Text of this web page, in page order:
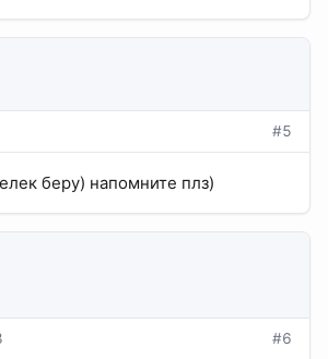
#5
беру) напомните плз)
#6